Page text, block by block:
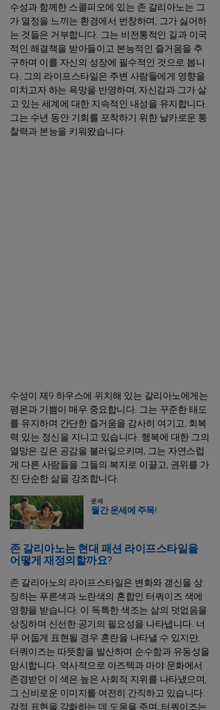
수성과 함께한 스콜피오에 있는 존 갈리아노는 그
가 열정을 느끼는 환경에서 번창하며, 그가 싫어하
는 것들은 거부합니다. 그는 비전통적인 길과 이국
적인 해결책을 받아들이고 본능적인 즐거움을 추
구하며 이를 자신의 성장에 필수적인 것으로 봅니
다. 그의 라이프스타일은 주변 사람들에게 영향을
미치고자 하는 욕망을 반영하며, 자신감과 그가 살
고 있는 세계에 대한 지속적인 내성을 유지합니다.
그는 수년 동안 기회를 포착하기 위한 날카로운 통
찰력과 본능을 키워왔습니다.
수성이 제9 하우스에 위치해 있는 갈리아노에게는
평온과 기쁨이 매우 중요합니다. 그는 꾸준한 태도
를 유지하며 간단한 즐거움을 감사히 여기고, 회복
력 있는 정신을 지니고 있습니다. 행복에 대한 그의
열망은 깊은 공감을 불러일으키며, 그는 자연스럽
게 다른 사람들을 그들의 복지로 이끌고, 권위를 가
진 단순한 삶을 강조합니다.
운세
월간 운세에 주목!
존 갈리아노는 현대 패션 라이프스타일을
어떻게 재정의할까요?
존 갈리아노의 라이프스타일은 변화와 갱신을 상
징하는 푸른색과 노란색의 혼합인 터쿼이즈 색에
영향을 받습니다. 이 독특한 색조는 삶의 덧없음을
상징하며 신선한 공기의 필요성을 나타냅니다. 너
무 어둡게 표현될 경우 혼란을 나타낼 수 있지만,
터쿼이즈는 따뜻함을 발산하며 순수함과 유동성을
암시합니다. 역사적으로 아즈텍과 마야 문화에서
존경받던 이 색은 높은 사회적 지위를 나타냈으며,
그 신비로운 이미지를 여전히 간직하고 있습니다.
감정 표현을 강화하는 데 도움을 주며, 터쿼이즈는